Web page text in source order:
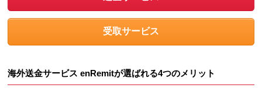
海外送金サービス enRemitが選ばれる4つのメリット